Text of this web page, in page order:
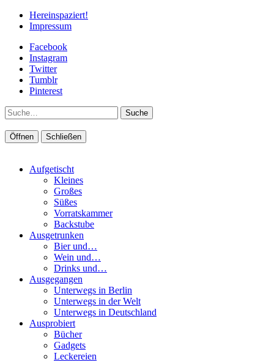
Hereinspaziert!
Impressum
Facebook
Instagram
Twitter
Tumblr
Pinterest
Suche
Öffnen Schließen
Aufgetischt
Kleines
Großes
Süßes
Vorratskammer
Backstube
Ausgetrunken
Bier und…
Wein und…
Drinks und…
Ausgegangen
Unterwegs in Berlin
Unterwegs in der Welt
Unterwegs in Deutschland
Ausprobiert
Bücher
Gadgets
Leckereien